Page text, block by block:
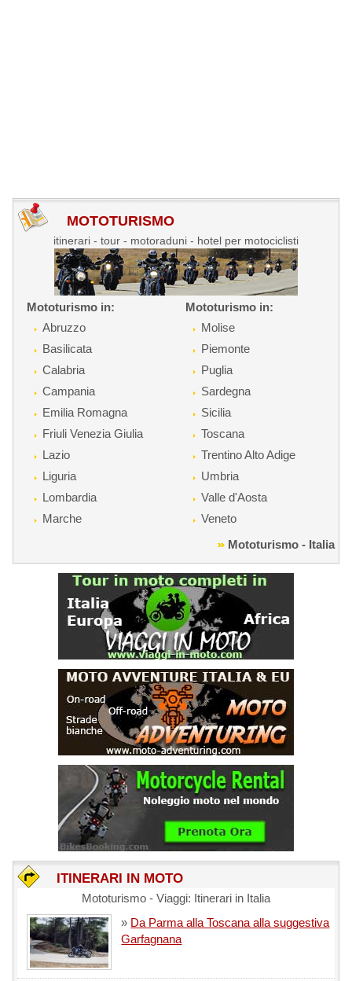
MOTOTURISMO
itinerari - tour - motoraduni - hotel per motociclisti
Mototurismo in:
Abruzzo
Basilicata
Calabria
Campania
Emilia Romagna
Friuli Venezia Giulia
Lazio
Liguria
Lombardia
Marche
Mototurismo in:
Molise
Piemonte
Puglia
Sardegna
Sicilia
Toscana
Trentino Alto Adige
Umbria
Valle d'Aosta
Veneto
Mototurismo - Italia
ITINERARI IN MOTO
Mototurismo - Viaggi: Itinerari in Italia
» Da Parma alla Toscana alla suggestiva
Garfagnana